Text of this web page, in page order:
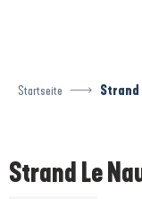
Startseite Strand
Strand Le
Prestataire engagé